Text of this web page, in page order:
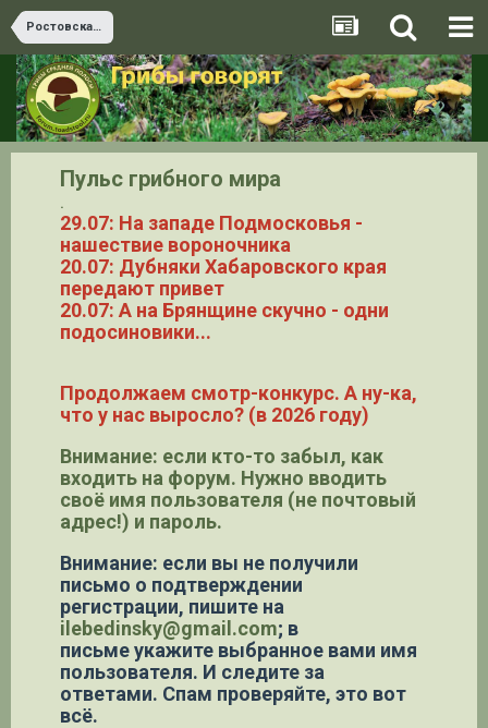
Ростовская область
Пульс грибного мира
.
29.07: На западе Подмосковья -
нашествие вороночника
20.07: Дубняки Хабаровского края
передают привет
20.07: А на Брянщине скучно - одни
подосиновики...
Продолжаем смотр-конкурс. А ну-ка,
что у нас выросло? (в 2026 году)
Внимание: если кто-то забыл, как
входить на форум. Нужно вводить
своё имя пользователя (не почтовый
адрес!) и пароль.
Внимание: если вы не получили
письмо о подтверждении
регистрации, пишите на
ilebedinsky@gmail.com; в
письме укажите выбранное вами имя
пользователя. И следите за
ответами. Спам проверяйте, это вот
всё.